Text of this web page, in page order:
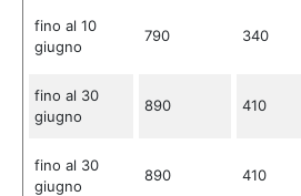
fino al 10
giugno
790 340
fino al 30
giugno
890 410
fino al 30
giugno
890 410